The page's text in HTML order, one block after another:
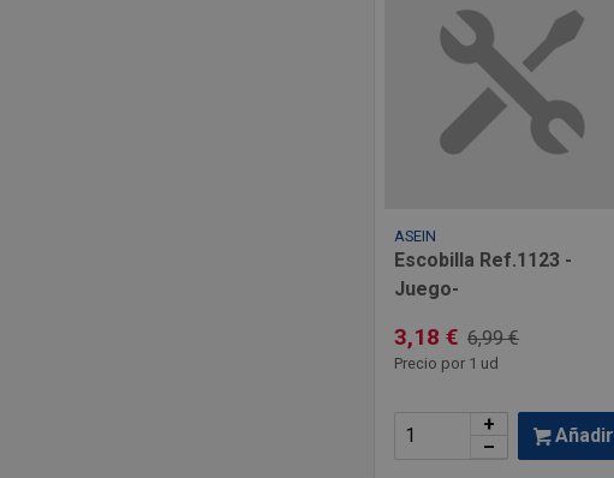
ASEIN
Escobilla Ref.1123 -
Juego-
3,18 € 6,99 €
Precio por 1 ud
+
–
Añadir